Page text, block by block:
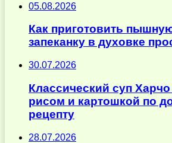
05.08.2026
Как приготовить
запеканку в духовке
30.07.2026
Классический суп
рисом и картошкой по
рецепту
28.07.2026